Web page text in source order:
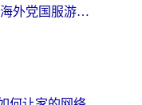
日本怎么玩奥拉星不卡？海外党国服游戏加速器选择全攻略